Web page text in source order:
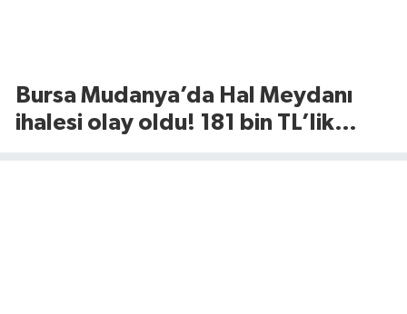
Bursa Mudanya’da Hal Meydanı
ihalesi olay oldu! 181 bin TL’lik